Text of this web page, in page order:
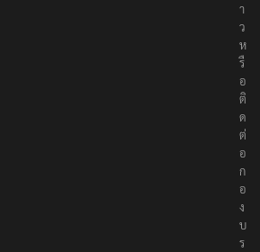
า
ว
ห
รื
อ
ติ
ด
ต่
อ
ก
อ
ง
บ
ร